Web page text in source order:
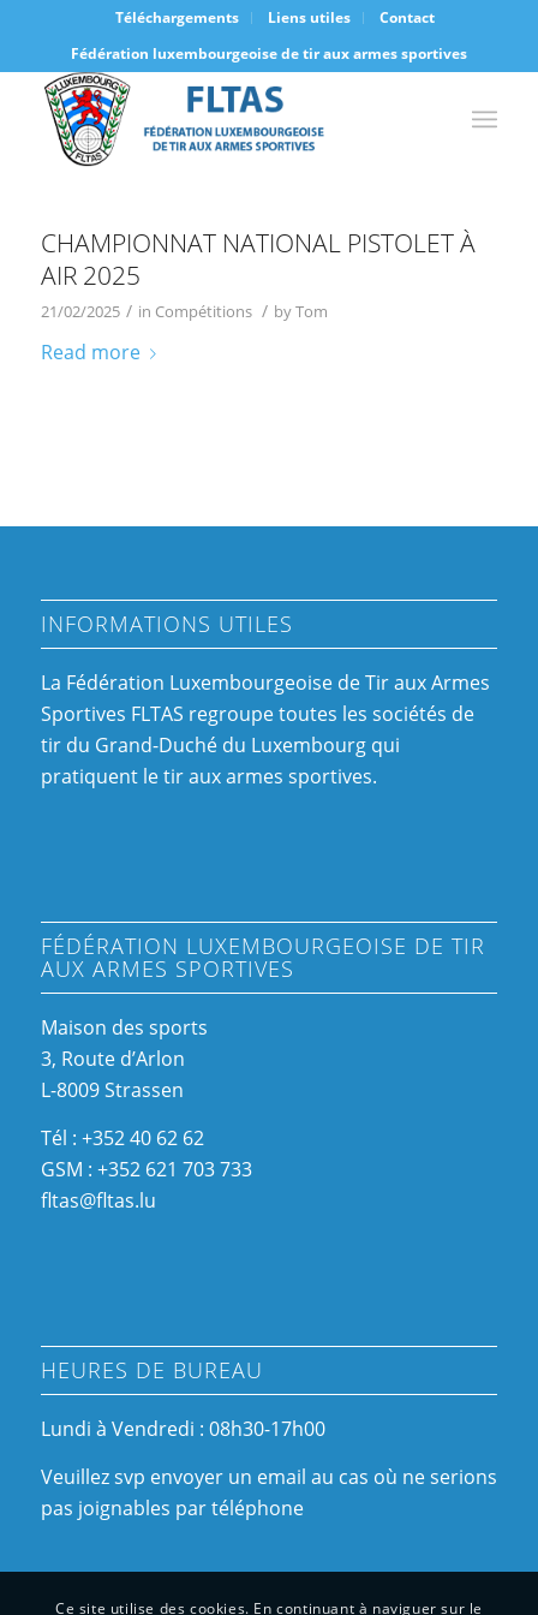
Téléchargements Liens utiles
Contact
Fédération luxembourgeoise de tir aux armes sportives
CHAMPIONNAT NATIONAL PISTOLET À
AIR 2025
21/02/2025 / in Compétitions / byTom
Read more
INFORMATIONS UTILES
La Fédération Luxembourgeoise de Tir aux Armes
Sportives FLTAS regroupe toutes les sociétés de
tir du Grand-Duché du Luxembourg qui
pratiquent le tir aux armes sportives.
FÉDÉRATION LUXEMBOURGEOISE DE TIR
AUX ARMES SPORTIVES
Maison des sports
3, Route d’Arlon
L-8009 Strassen
Tél : +352 40 62 62
GSM : +352 621 703 733
fltas@fltas.lu
HEURES DE BUREAU
Lundi à Vendredi : 08h30-17h00
Veuillez svp envoyer un email au cas où ne serions
pas joignables par téléphone
Ce site utilise des cookies. En continuant à naviguer sur le